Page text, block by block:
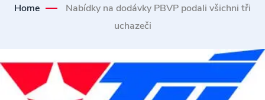
Home
Nabídky na dodávky PBVP podali všichni tři
uchazeči